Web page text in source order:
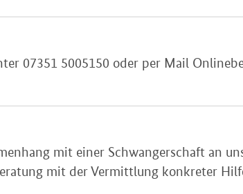
07351 5005150 oder per Mail
mit einer Schwangerschaft an
mit der Vermittlung konkreter